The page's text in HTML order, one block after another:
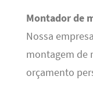
Montador de
Nossa
montagem de
orçamento